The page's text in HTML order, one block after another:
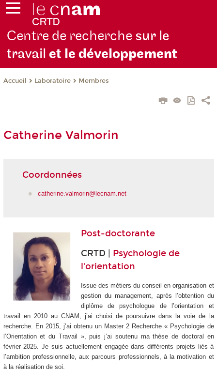
Centre de recherche sur le
travailet le développement
Accueil Laboratoire Membres
Catherine Valmorin
Coordonnées
catherine.valmorin@lecnam.net
Post-doctorante
CRTD | Psychologie de
l'orientation
Issue des métiers du conseil en organisation et
gestion du management, après l’obtention du
diplôme de psychologue de l’orientation et
travail en 2010 au CNAM, j’ai choisi de poursuivre dans la voie de la
recherche. En 2015, j’ai obtenu un Master 2 Recherche « Psychologie de
l’Orientation et du Travail », puis j’ai soutenu ma thèse de doctoral en
février 2025. Je suis actuellement engagée dans différents projets liés à
l’ambition professionnelle, aux parcours professionnels, à la motivation et
à la réalisation de soi.